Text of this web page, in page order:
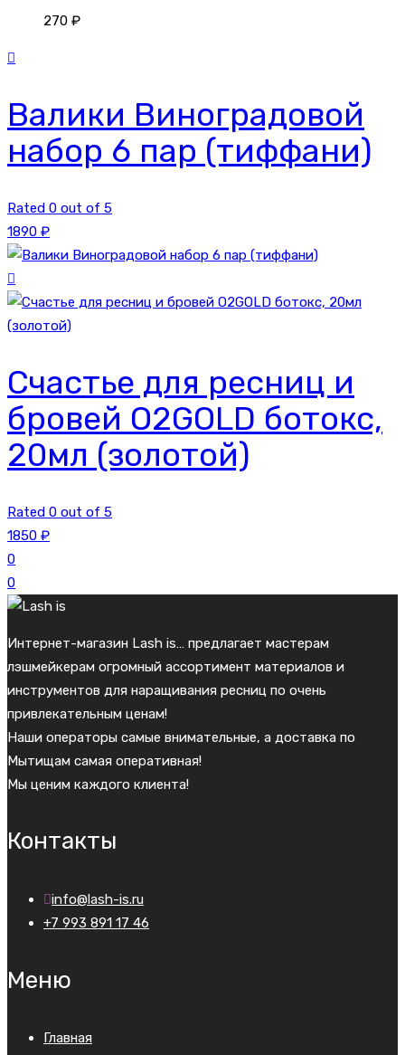
270 ₽
Валики Виноградовой
набор 6 пар (тиффани)
Rated 0 out of 5
1890 ₽
Счастье для ресниц и
бровей O2GOLD ботокс,
20мл (золотой)
Rated 0 out of 5
1850 ₽
0
0
Интернет-магазин Lash is… предлагает мастерам
лэшмейкерам огромный ассортимент материалов и
инструментов для наращивания ресниц по очень
привлекательным ценам!
Наши операторы самые внимательные, а доставка по
Мытищам самая оперативная!
Мы ценим каждого клиента!
Контакты
info@lash-is.ru
+7 993 891 17 46
Меню
Главная